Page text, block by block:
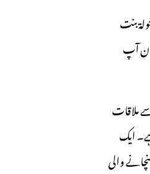
بنت
آپ
ملاقات
ایک
والی